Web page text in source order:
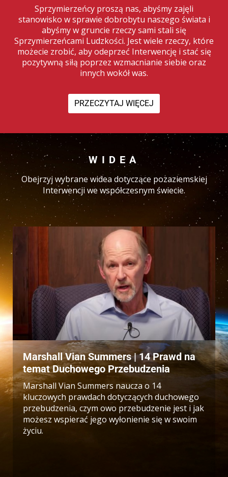
Sprzymierzeńcy proszą nas, abyśmy zajęli
stanowisko w sprawie dobrobytu naszego świata i
abyśmy w gruncie rzeczy sami stali się
Sprzymierzeńcami Ludzkości. Jest wiele rzeczy, które
możecie zrobić, aby odeprzeć Interwencję i stać się
pozytywną siłą poprzez wzmacnianie siebie oraz
innych wokół was.
PRZECZYTAJ WIĘCEJ
WIDEA
Obejrzyj wybrane widea dotyczące pozaziemskiej
Interwencji we współczesnym świecie.
Marshall Vian Summers | 14 Prawd na
temat Duchowego Przebudzenia
Marshall Vian Summers naucza o 14
kluczowych prawdach dotyczących duchowego
przebudzenia, czym owo przebudzenie jest i jak
możesz wspierać jego wyłonienie się w swoim
życiu.